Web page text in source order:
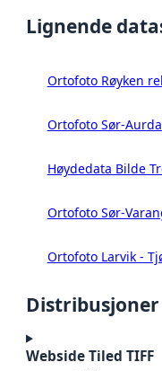
Lignende
Ortofoto Røyken
Ortofoto Sør-
Høydedata Bilde
Ortofoto Sør-
Ortofoto Larvik -
Distribusjoner
Webside Tiled TIFF